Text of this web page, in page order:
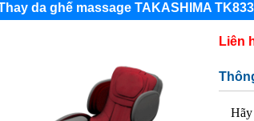
da ghế massage TAKASHIMA
Liên
Hãy